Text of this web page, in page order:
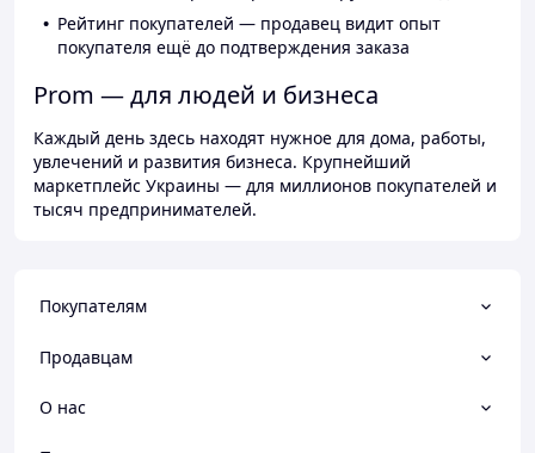
Рейтинг покупателей — продавец видит опыт
покупателя ещё до подтверждения заказа
Prom — для людей и бизнеса
Каждый день здесь находят нужное для дома, работы,
увлечений и развития бизнеса. Крупнейший
маркетплейс Украины — для миллионов покупателей и
тысяч предпринимателей.
Покупателям
Продавцам
О нас